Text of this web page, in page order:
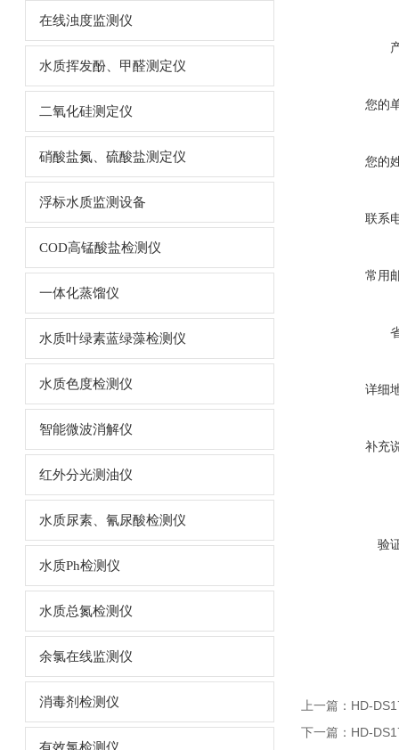
在线浊度监测仪
水质挥发酚、甲醛测定仪
二氧化硅测定仪
硝酸盐氮、硫酸盐测定仪
浮标水质监测设备
COD高锰酸盐检测仪
一体化蒸馏仪
水质叶绿素蓝绿藻检测仪
水质色度检测仪
智能微波消解仪
红外分光测油仪
水质尿素、氰尿酸检测仪
水质Ph检测仪
水质总氮检测仪
余氯在线监测仪
消毒剂检测仪
您的
您的
联系
常用
详细
补充
验
上一篇： HD-
下一篇： HD-